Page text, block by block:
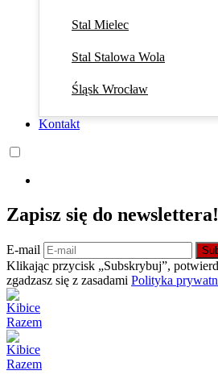
Stal Mielec
Stal Stalowa Wola
Śląsk Wrocław
Kontakt
Zapisz się do newslettera!
E-mail
Klikając przycisk „Subskrybuj”,
zgadzasz się z zasadami Polityka